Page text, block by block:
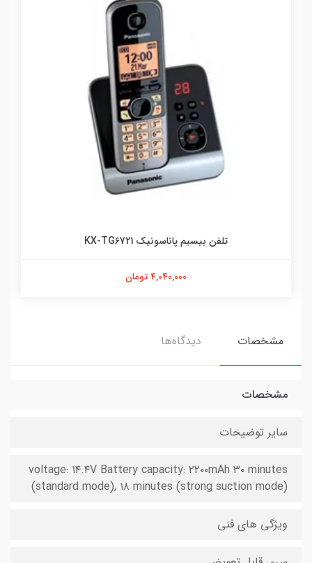
تلفن بیسیم پاناسونیک KX-TG6721
4,040,000 تومان
مشخصات دیدگاه‌ها
مشخصات
سایر توضیحات
voltage: ۱۴.۴V Battery capacity: ۲۲۰۰mAh ۳۰ minutes
(standard mode), ۱۸ minutes (strong suction mode)
ویژگی های فنی